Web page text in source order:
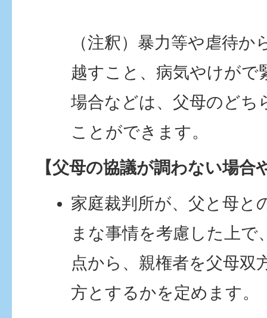
（注釈）暴力等や虐待
越すこと、病気やけがで
場合などは、父母のどち
ことができます。
【父母の協議が調わない場合
家庭裁判所が、父と母と
まな事情を考慮した上で
点から、親権者を父母双
方とするかを定めます。